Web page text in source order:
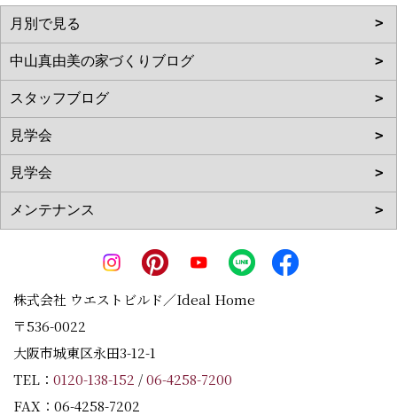
株式会社 ウエストビルド／Ideal Home
〒536-0022
大阪市城東区永田3-12-1
TEL： 0120-138-152 /06-4258-7200
FAX：06-4258-7202